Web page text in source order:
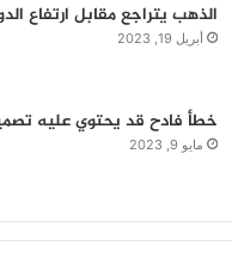
الذهب يتراجع مقابل ارتفاع
أبريل 19, 2023
خطأ فادح قد يحتوي عليه
مايو 9, 2023